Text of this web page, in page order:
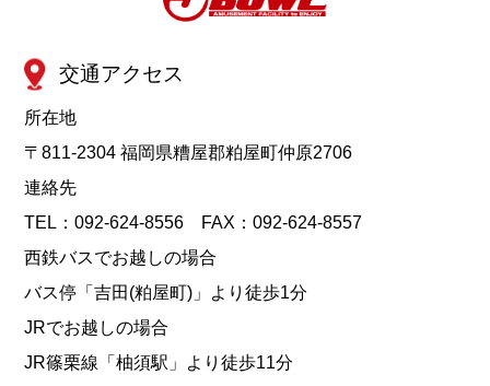
交通アクセス
所在地
〒811-2304 福岡県糟屋郡粕屋町仲原2706
連絡先
TEL：092-624-8556 FAX：092-624-8557
西鉄バスでお越しの場合
バス停「吉田(粕屋町)」より徒歩1分
JRでお越しの場合
JR篠栗線「柚須駅」より徒歩11分